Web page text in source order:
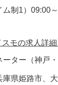
制1）09:00
モの求人詳細
ター（神戸・
県姫路市、